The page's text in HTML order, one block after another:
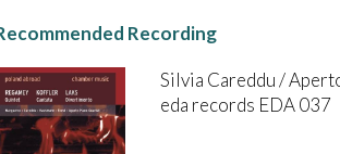
Recording
Silvia Careddu /
eda records EDA 037